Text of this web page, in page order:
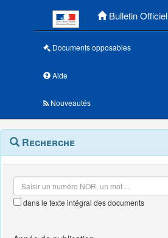
Bulletin Officiel
Documents opposables
Aide
Nouveautés
Navigation
outils
Menu
contextuel
Recherche
dans le texte intégral des documents